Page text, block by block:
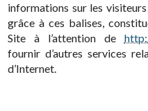
informations sur les
grâce à ces balises,
Site à l’attention de
fournir d’autres services
d’Internet.